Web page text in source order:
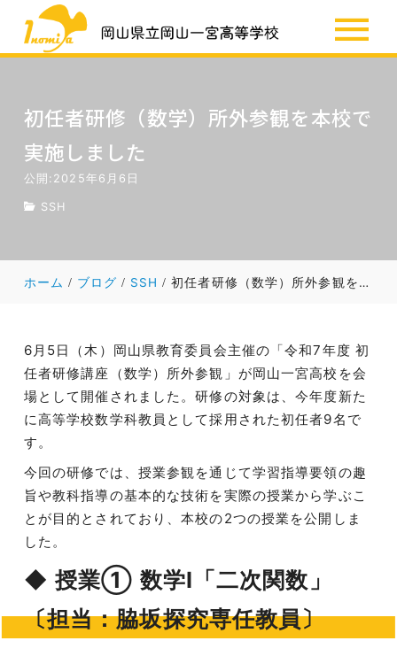
SSH
初任者研修（数学）所外参観を本校で
実施しました
公開:2025年6月6日
SSH
ホーム ブログ SSH 初任者研修（数学）所外参観を本校で実施しました
6月5日（木）岡山県教育委員会主催の「令和7年度 初
任者研修講座（数学）所外参観」が岡山一宮高校を会
場として開催されました。研修の対象は、今年度新た
に高等学校数学科教員として採用された初任者9名で
す。
今回の研修では、授業参観を通じて学習指導要領の趣
旨や教科指導の基本的な技術を実際の授業から学ぶこ
とが目的とされており、本校の2つの授業を公開しま
した。
◆ 授業① 数学Ⅰ「二次関数」
〔担当：脇坂探究専任教員〕